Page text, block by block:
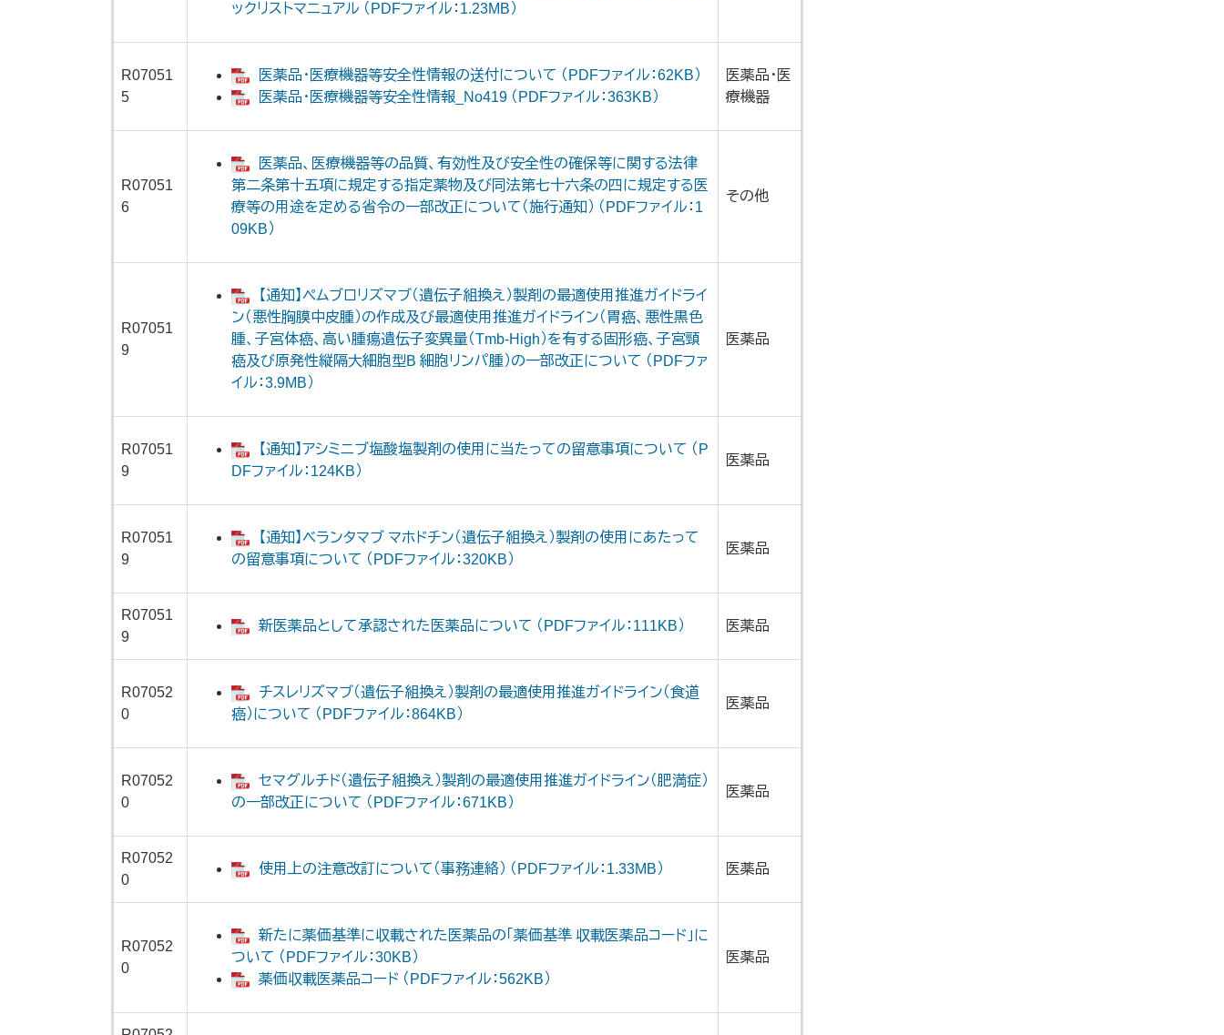
ックリストマニュアル （PDFファイル：1.23MB）
R07051
5
医薬品・医療機器等安全性情報の送付について （PDFファイル：62KB）
医薬品・医療機器等安全性情報_No419 （PDFファイル：363KB）
医薬品・医
療機器
R07051
6
医薬品、医療機器等の品質、有効性及び安全性の確保等に関する法律
第二条第十五項に規定する指定薬物及び同法第七十六条の四に規定する医
療等の用途を定める省令の一部改正について（施行通知） （PDFファイル：1
09KB）
その他
R07051
9
【通知】ペムブロリズマブ（遺伝子組換え）製剤の最適使用推進ガイドライ
ン（悪性胸膜中皮腫）の作成及び最適使用推進ガイドライン（胃癌、悪性黒色
腫、子宮体癌、高い腫瘍遺伝子変異量（Tmb-High）を有する固形癌、子宮頸
癌及び原発性縦隔大細胞型B 細胞リンパ腫）の一部改正について （PDFファ
イル：3.9MB）
医薬品
R07051
9
【通知】アシミニブ塩酸塩製剤の使用に当たっての留意事項について （P
DFファイル：124KB）
医薬品
R07051
9
【通知】ベランタマブ マホドチン（遺伝子組換え）製剤の使用にあたって
の留意事項について （PDFファイル：320KB）
医薬品
R07051
9
新医薬品として承認された医薬品について （PDFファイル：111KB） 医薬品
R07052
0
チスレリズマブ（遺伝子組換え）製剤の最適使用推進ガイドライン（食道
癌）について （PDFファイル：864KB）
医薬品
R07052
0
セマグルチド（遺伝子組換え）製剤の最適使用推進ガイドライン（肥満症）
の一部改正について （PDFファイル：671KB）
医薬品
R07052
0
使用上の注意改訂について（事務連絡） （PDFファイル：1.33MB） 医薬品
R07052
0
新たに薬価基準に収載された医薬品の「薬価基準 収載医薬品コード」に
ついて （PDFファイル：30KB）
薬価収載医薬品コード （PDFファイル：562KB）
医薬品